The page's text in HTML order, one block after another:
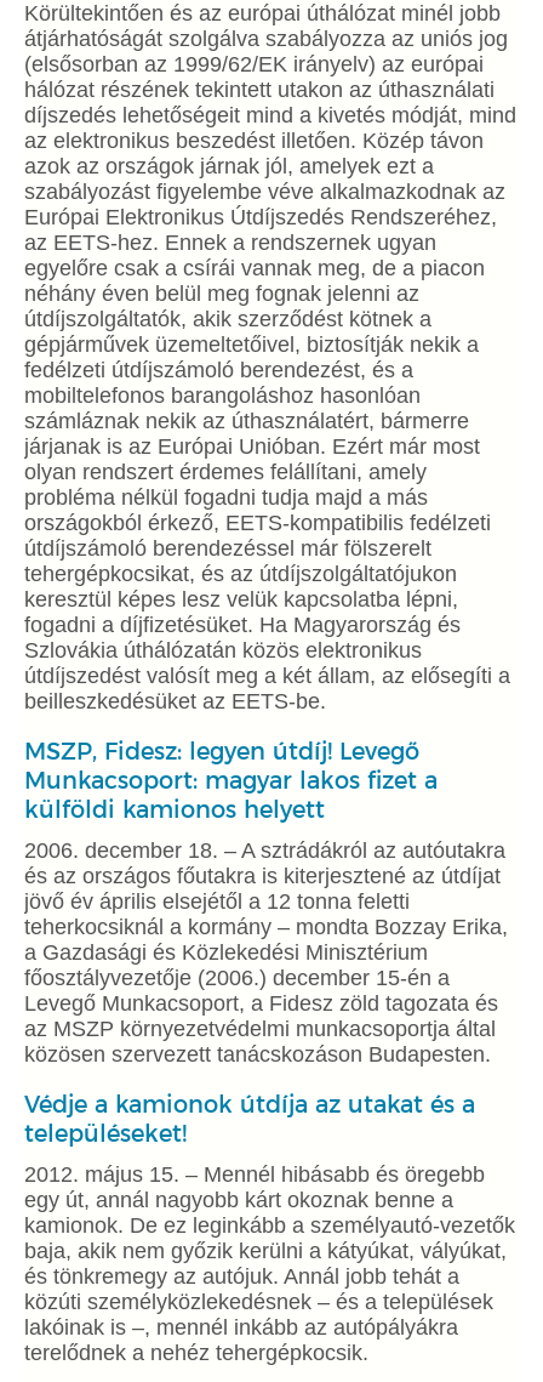
Körültekintően és az európai úthálózat minél jobb
átjárhatóságát szolgálva szabályozza az uniós jog
(elsősorban az 1999/62/EK irányelv) az európai
hálózat részének tekintett utakon az úthasználati
díjszedés lehetőségeit mind a kivetés módját, mind
az elektronikus beszedést illetően. Közép távon
azok az országok járnak jól, amelyek ezt a
szabályozást figyelembe véve alkalmazkodnak az
Európai Elektronikus Útdíjszedés Rendszeréhez,
az EETS-hez. Ennek a rendszernek ugyan
egyelőre csak a csírái vannak meg, de a piacon
néhány éven belül meg fognak jelenni az
útdíjszolgáltatók, akik szerződést kötnek a
gépjárművek üzemeltetőivel, biztosítják nekik a
fedélzeti útdíjszámoló berendezést, és a
mobiltelefonos barangoláshoz hasonlóan
számláznak nekik az úthasználatért, bármerre
járjanak is az Európai Unióban. Ezért már most
olyan rendszert érdemes felállítani, amely
probléma nélkül fogadni tudja majd a más
országokból érkező, EETS-kompatibilis fedélzeti
útdíjszámoló berendezéssel már fölszerelt
tehergépkocsikat, és az útdíjszolgáltatójukon
keresztül képes lesz velük kapcsolatba lépni,
fogadni a díjfizetésüket. Ha Magyarország és
Szlovákia úthálózatán közös elektronikus
útdíjszedést valósít meg a két állam, az elősegíti a
beilleszkedésüket az EETS-be.
MSZP, Fidesz: legyen útdíj! Levegő
Munkacsoport: magyar lakos fizet a
külföldi kamionos helyett
2006. december 18. – A sztrádákról az autóutakra
és az országos főutakra is kiterjesztené az útdíjat
jövő év április elsejétől a 12 tonna feletti
teherkocsiknál a kormány – mondta Bozzay Erika,
a Gazdasági és Közlekedési Minisztérium
főosztályvezetője (2006.) december 15-én a
Levegő Munkacsoport, a Fidesz zöld tagozata és
az MSZP környezetvédelmi munkacsoportja által
közösen szervezett tanácskozáson Budapesten.
Védje a kamionok útdíja az utakat és a
településeket!
2012. május 15. – Mennél hibásabb és öregebb
egy út, annál nagyobb kárt okoznak benne a
kamionok. De ez leginkább a személyautó-vezetők
baja, akik nem győzik kerülni a kátyúkat, vályúkat,
és tönkremegy az autójuk. Annál jobb tehát a
közúti személyközlekedésnek – és a települések
lakóinak is –, mennél inkább az autópályákra
terelődnek a nehéz tehergépkocsik.